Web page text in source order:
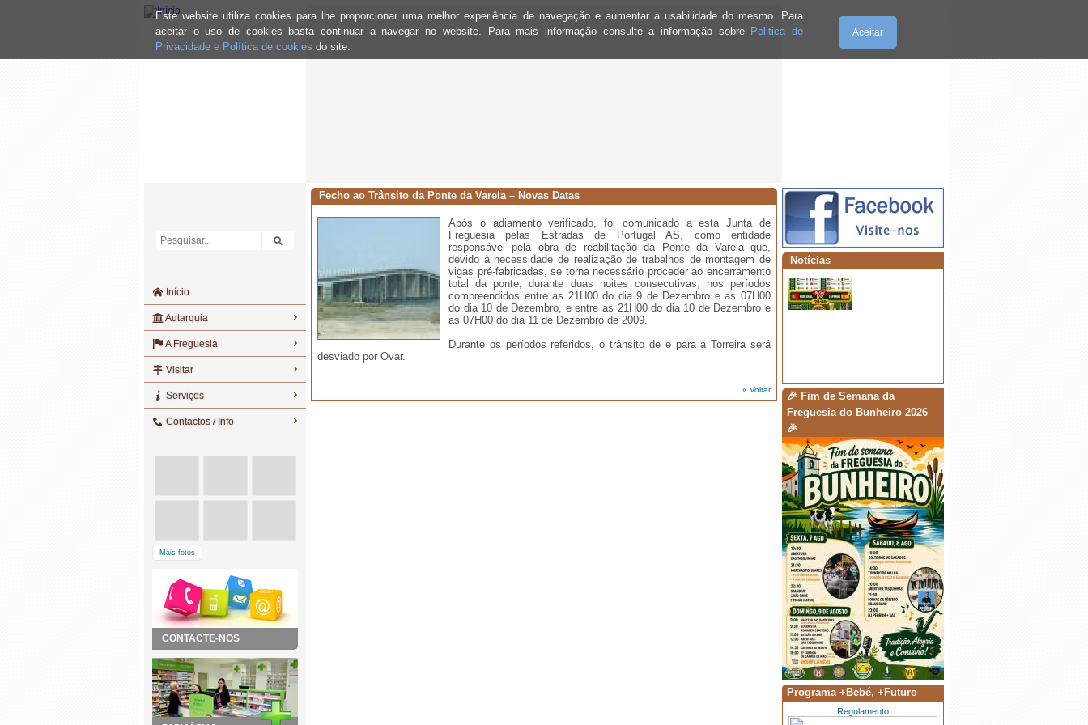
Este website utiliza cookies para lhe proporcionar uma melhor experiência de navegação e aumentar a usabilidade do mesmo. Para
aceitar o uso de cookies basta continuar a navegar no website. Para mais informação consulte a informação sobre Politica de
Privacidade e Política de cookies do site.
Aceitar
Início
Autarquia
A Freguesia
Visitar
Serviços
Contactos / Info
Mais fotos
CONTACTE-NOS
Fecho ao Trânsito da Ponte da Varela – Novas Datas
Após o adiamento verificado, foi comunicado a esta Junta de
Freguesia pelas Estradas de Portugal AS, como entidade
responsável pela obra de reabilitação da Ponte da Varela que,
devido à necessidade de realização de trabalhos de montagem de
vigas pré-fabricadas, se torna necessário proceder ao encerramento
total da ponte, durante duas noites consecutivas, nos períodos
compreendidos entre as 21H00 do dia 9 de Dezembro e as 07H00
do dia 10 de Dezembro, e entre as 21H00 do dia 10 de Dezembro e
as 07H00 do dia 11 de Dezembro de 2009.
Durante os períodos referidos, o trânsito de e para a Torreira será
desviado por Ovar.
« Voltar
Notícias
Fim de Semana da Freguesia do
Bunheiro
·Solteiros vs Casados
·Torneio de Malha - 8/Ago
·🎉 Fim de Semana da Freguesia do
Bunheiro 2026 🎉
🎉 Fim de Semana da
Freguesia do Bunheiro 2026
🎉
Programa +Bebé, +Futuro
Regulamento